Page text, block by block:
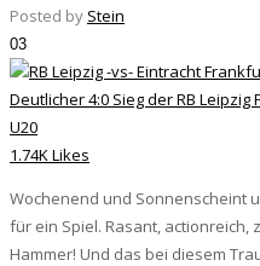
Posted by Stein
03
Deutlicher 4:0 Sieg der RB
U20
1.74K Likes
Wochenend und Sonnenscheint
für ein Spiel. Rasant, actionreich,
Hammer! Und das bei diesem